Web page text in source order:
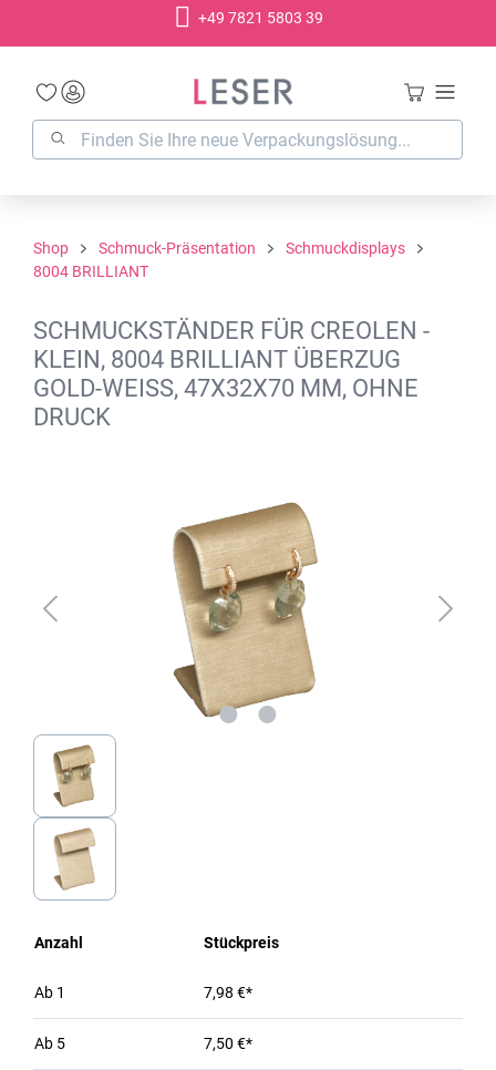
+49 7821 5803 39
Shop Schmuck-Präsentation
Schmuckdisplays
8004 BRILLIANT
SCHMUCKSTÄNDER FÜR CREOLEN -
KLEIN, 8004 BRILLIANT ÜBERZUG
GOLD-WEISS, 47X32X70 MM, OHNE D
RUCK
Anzahl Stückpreis
Ab 1 7,98 €*
Ab 5 7,50 €*